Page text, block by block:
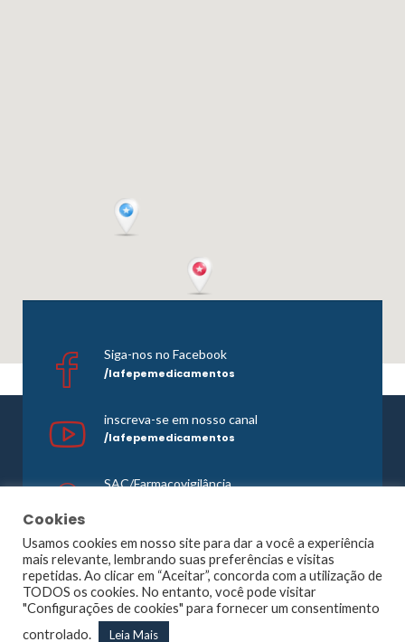
Siga-nos no Facebook
/lafepemedicamentos
inscreva-se em nosso canal
/lafepemedicamentos
SAC/Farmacovigilância
©1965 - 2026 Todos os direitos reservados. Lafepe |
Wordpress Optimized byAgência Planner
Largo de Dois Irmãos, 1117, Dois Irmãos – Recife – PE |
Cookies
Usamos cookies em nosso site para dar a você a experiência
mais relevante, lembrando suas preferências e visitas
repetidas. Ao clicar em “Aceitar”, concorda com a utilização de
TODOS os cookies. No entanto, você pode visitar
"Configurações de cookies" para fornecer um consentimento
controlado.
Leia Mais